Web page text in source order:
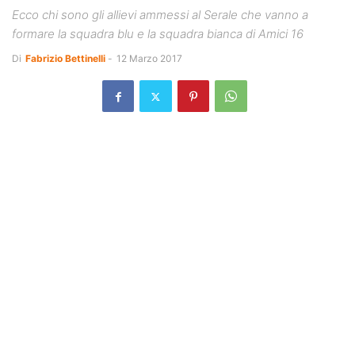
Ecco chi sono gli allievi ammessi al Serale che vanno a
formare la squadra blu e la squadra bianca di Amici 16
Di Fabrizio Bettinelli - 12 Marzo 2017